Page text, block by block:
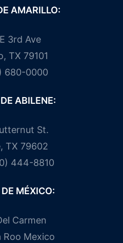
AMARILLO:
3rd Ave
TX 79101
680-0000
ABILENE:
St.
TX 79602
444-8810
MÉXICO:
Carmen
Roo Mexico